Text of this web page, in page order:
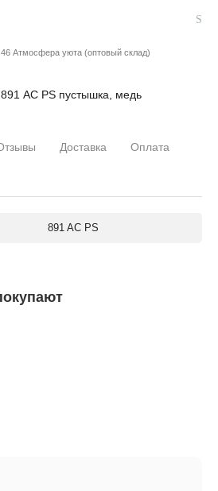
Атмосфера уюта (оптовый склад)
AC PS пустышка, медь
Доставка Оплата
891 AC PS